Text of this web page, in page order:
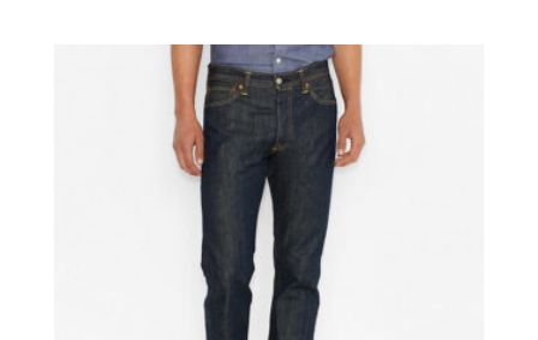
75,00 €.είναι:
65,00 €.